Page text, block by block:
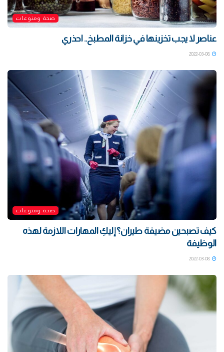
صحة ومنوعات
عناصر لا يجب تخزينها في خزانة المطبخ.. احذري
صحة ومنوعات
كيف تصبحين مضيفة طيران؟ إليكِ المهارات اللازمة لهذه
الوظيفة